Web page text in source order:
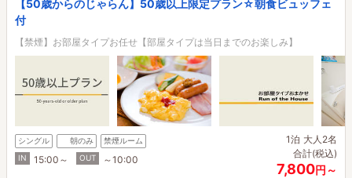
【50歳からのじゃらん】50歳以上限定プラン☆朝食ビュッフェ
付
【禁煙】お部屋タイプお任せ【部屋タイプは当日までのお楽しみ】
シングル 朝のみ
禁煙ルーム
IN
15:00～ OUT ～10:00
1泊 大人2名
合計(税込)
7,800円～